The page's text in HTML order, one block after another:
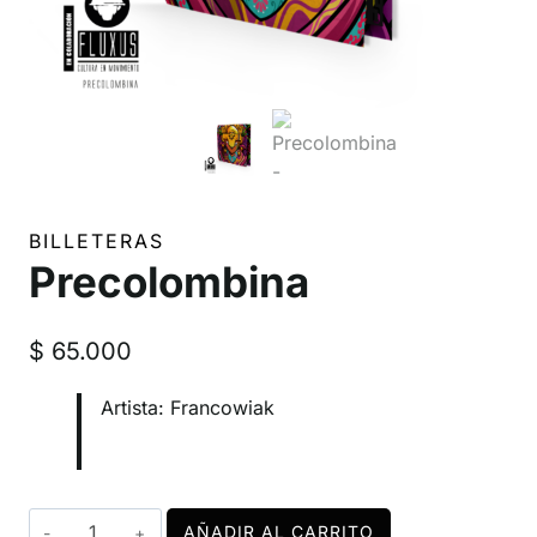
BILLETERAS
Precolombina
$ 65.000
Artista: Francowiak
PrecolombinaAÑADIR AL CARRITO